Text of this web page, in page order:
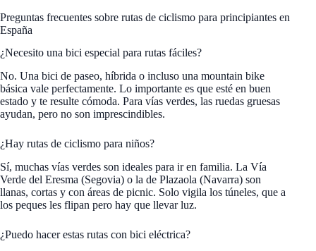
Preguntas frecuentes sobre rutas de ciclismo para principiantes en
España
¿Necesito una bici especial para rutas fáciles?
No. Una bici de paseo, híbrida o incluso una mountain bike
básica vale perfectamente. Lo importante es que esté en buen
estado y te resulte cómoda. Para vías verdes, las ruedas gruesas
ayudan, pero no son imprescindibles.
¿Hay rutas de ciclismo para niños?
Sí, muchas vías verdes son ideales para ir en familia. La Vía
Verde del Eresma (Segovia) o la de Plazaola (Navarra) son
llanas, cortas y con áreas de picnic. Solo vigila los túneles, que a
los peques les flipan pero hay que llevar luz.
¿Puedo hacer estas rutas con bici eléctrica?